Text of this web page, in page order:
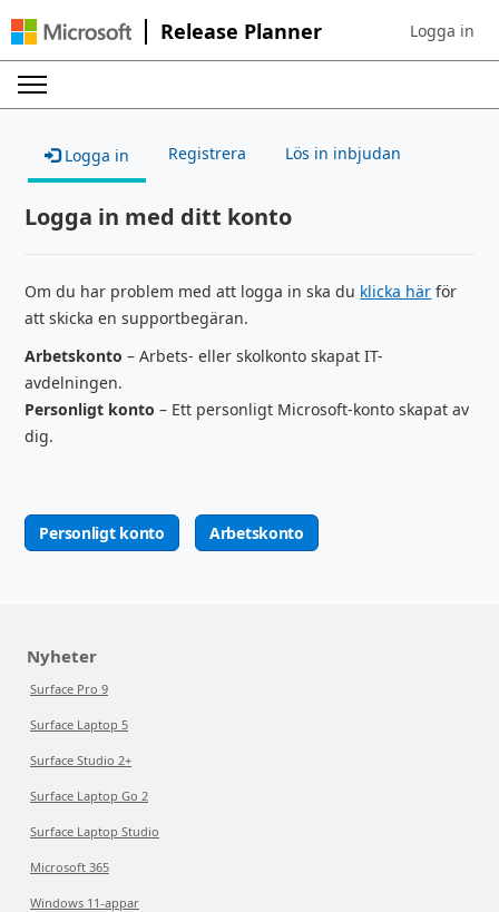
Release Planner Sign in to
Logga in
Logga in Registrera Lös in inbjudan
Logga in med ditt konto
Om du har problem med att logga in ska du klicka här för
att skicka en supportbegäran.
Arbetskonto – Arbets- eller skolkonto skapat IT-
avdelningen.
Personligt konto – Ett personligt Microsoft-konto skapat av
dig.
Personligt konto Arbetskonto
Nyheter
Surface Pro 9
Surface Laptop 5
Surface Studio 2+
Surface Laptop Go 2
Surface Laptop Studio
Microsoft 365
Windows 11-appar